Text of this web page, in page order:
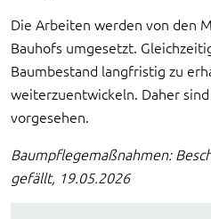
Die Arbeiten werden von den
Bauhofs umgesetzt.
Baumbestand langfristig zu
weiterzuentwickeln. Daher
vorgesehen.
Baumpflegemaßnahmen:
gefällt, 19.05.2026